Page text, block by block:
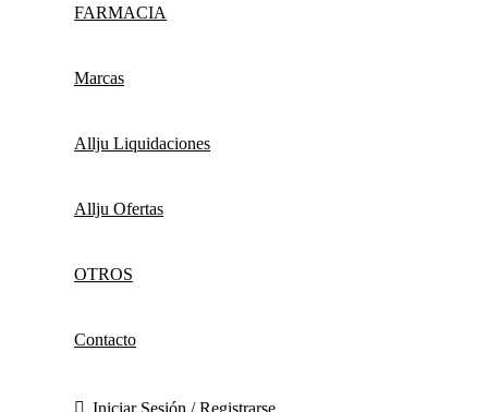
FARMACIA
Marcas
Allju Liquidaciones
Allju Ofertas
OTROS
Contacto